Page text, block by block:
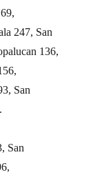
247, San
136,
San
San